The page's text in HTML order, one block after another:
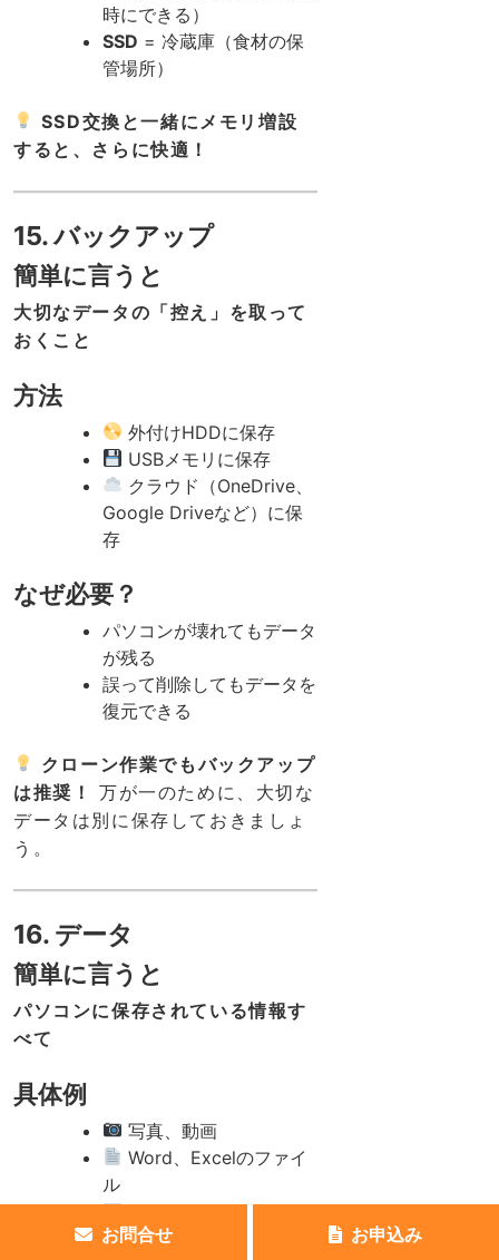
お問合せ お申込み
時にできる）
SSD = 冷蔵庫（食材の保
管場所）
SSD交換と一緒にメモリ増設
すると、さらに快適！
15. バックアップ
簡単に言うと
大切なデータの「控え」を取って
おくこと
方法
外付けHDDに保存
USBメモリに保存
クラウド（OneDrive、
Google Driveなど）に保
存
なぜ必要？
パソコンが壊れてもデータ
が残る
誤って削除してもデータを
復元できる
クローン作業でもバックアップ
は推奨！
万が一のために、大切な
データは別に保存しておきましょ
う。
16. データ
簡単に言うと
パソコンに保存されている情報す
べて
具体例
写真、動画
Word、Excelのファイ
ル
メール
インターネットのお気